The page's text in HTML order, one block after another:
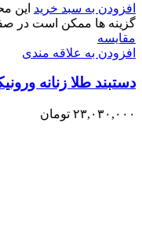
افزودن به سبد خرید این
گزینه ها ممکن است در
مقایسه
افزودن به علاقه مندی
دستبند طلا زنانه
۲۳,۰۳۰,۰۰۰ تومان